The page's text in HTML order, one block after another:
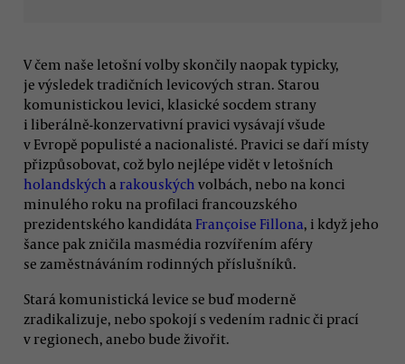
V čem naše letošní volby skončily naopak typicky,
je výsledek tradičních levicových stran. Starou
komunistickou levici, klasické socdem strany
i liberálně-konzervativní pravici vysávají všude
v Evropě populisté a nacionalisté. Pravici se daří místy
přizpůsobovat, což bylo nejlépe vidět v letošních
holandských a rakouských volbách, nebo na konci
minulého roku na profilaci francouzského
prezidentského kandidáta Françoise Fillona, i když jeho
šance pak zničila masmédia rozvířením aféry
se zaměstnáváním rodinných příslušníků.
Stará komunistická levice se buď moderně
zradikalizuje, nebo spokojí s vedením radnic či prací
v regionech, anebo bude živořit.